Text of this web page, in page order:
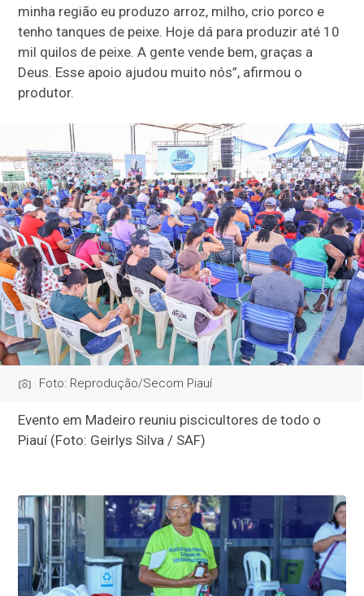
minha região eu produzo arroz, milho, crio porco e
tenho tanques de peixe. Hoje dá para produzir até 10
mil quilos de peixe. A gente vende bem, graças a
Deus. Esse apoio ajudou muito nós”, afirmou o
produtor.
Foto: Reprodução/Secom Piauí
Evento em Madeiro reuniu piscicultores de todo o
Piauí (Foto: Geirlys Silva / SAF)